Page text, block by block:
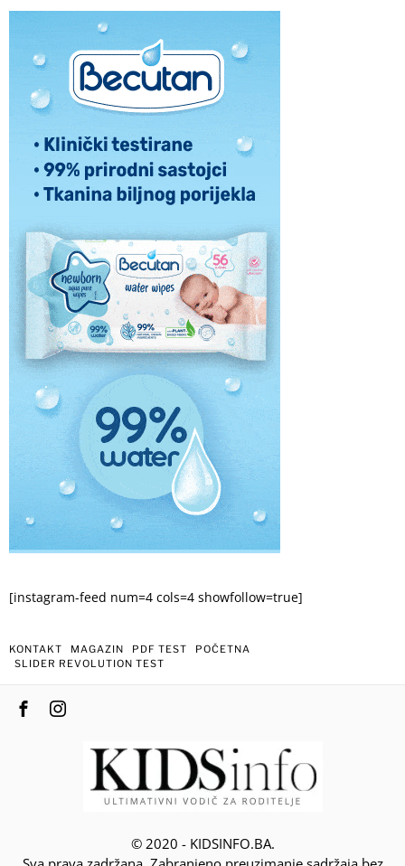
[instagram-feed num=4 cols=4 showfollow=true]
KONTAKT MAGAZIN PDF TEST
POČETNA
SLIDER REVOLUTION TEST
© 2020 - KIDSINFO.BA.